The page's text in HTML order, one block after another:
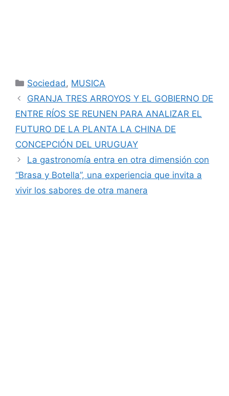
Categorías
Sociedad , MUSICA
GRANJA TRES ARROYOS Y EL GOBIERNO DE
ENTRE RÍOS SE REUNEN PARA ANALIZAR EL
FUTURO DE LA PLANTA LA CHINA DE
CONCEPCIÓN DEL URUGUAY
La gastronomía entra en otra dimensión con
“Brasa y Botella”, una experiencia que invita a
vivir los sabores de otra manera